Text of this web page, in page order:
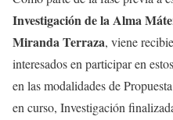
Investigación de la Alma
Miranda Terraza, viene
interesados en participar en
en las modalidades de
en curso, Investigación